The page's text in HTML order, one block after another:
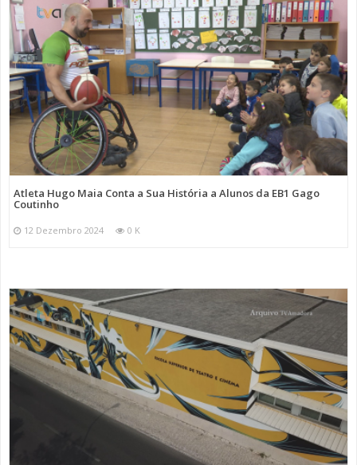
Atleta Hugo Maia Conta a Sua História a Alunos da EB1 Gago
Coutinho
12 Dezembro 2024 0 K